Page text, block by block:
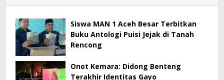
Siswa MAN 1 Aceh Besar Terbitkan
Buku Antologi Puisi Jejak di Tanah
Rencong
Onot Kemara: Didong Benteng
Terakhir Identitas Gayo